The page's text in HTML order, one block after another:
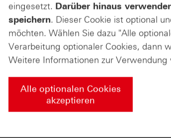
vom
eingesetzt. Darüber hinaus
speichern. Dieser Cookie ist optional
möchten. Wählen Sie dazu "Alle
Verarbeitung optionaler Cookies, dann
Weitere Informationen zur Verwendung
Alle optionalen Cookies
akzeptieren